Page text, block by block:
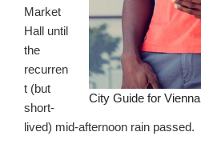
City Guide for Vienna
Market
Hall until
the
recurren
t (but
short-
lived) mid-afternoon rain passed.